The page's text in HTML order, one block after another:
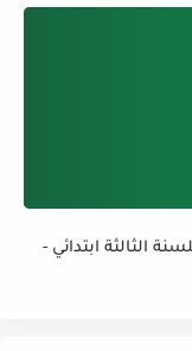
الثالثة ابتدائي -